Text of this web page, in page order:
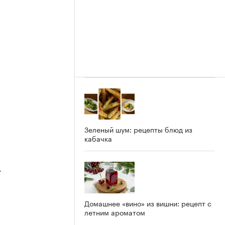
Зеленый шум: рецепты блюд из
кабачка
Домашнее «вино» из вишни: рецепт с
летним ароматом